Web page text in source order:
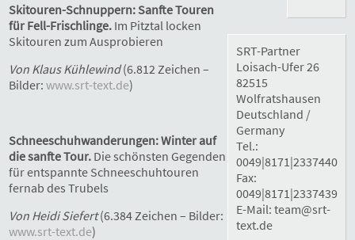
Skitouren-Schnuppern: Sanfte Touren
für Fell-Frischlinge. Im Pitztal locken
Skitouren zum Ausprobieren
Von Klaus Kühlewind(6.812 Zeichen –
Bilder: www.srt-text.de)
Schneeschuhwanderungen: Winter auf
die sanfte Tour. Die schönsten Gegenden
für entspannte Schneeschuhtouren
fernab des Trubels
Von Heidi Siefert(6.384 Zeichen – Bilder:
www.srt-text.de)
SRT-Partner
Loisach-Ufer 26
82515
Wolfratshausen
Deutschland /
Germany
Tel.:
0049|8171|2337440
Fax:
0049|8171|2337439
E-Mail: team@srt-
text.de